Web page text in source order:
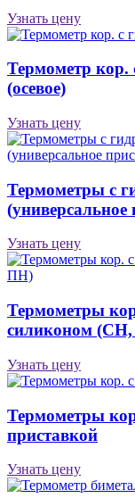
Узнать цену
Термометр кор.
(осевое)
Узнать цену
Термометры с
(универсальное
Узнать цену
Термометры
силиконом
Узнать цену
Термометры
приставкой
Узнать цену